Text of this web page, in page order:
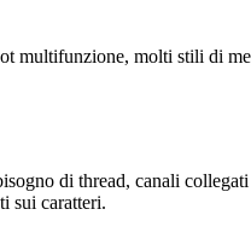
multifunzione, molti stili di
di thread, canali
sui caratteri.